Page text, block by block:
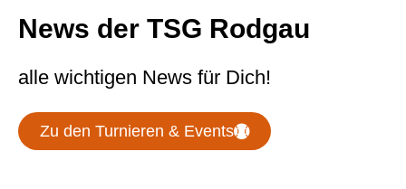
News der TSG Rodgau
alle wichtigen News für Dich!
Zu den Turnieren & Events